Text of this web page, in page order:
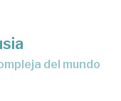
del mundo